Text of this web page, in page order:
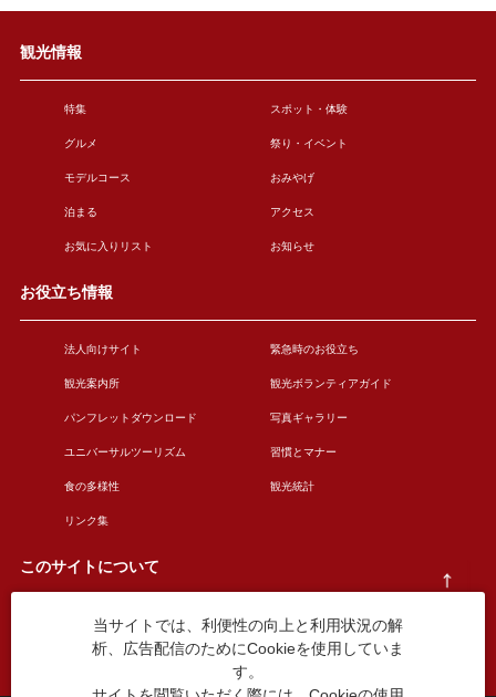
観光情報
特集 スポット・体験
グルメ 祭り・イベント
モデルコース おみやげ
泊まる アクセス
お気に入りリスト お知らせ
お役立ち情報
法人向けサイト 緊急時のお役立ち
観光案内所 観光ボランティアガイド
パンフレットダウンロード 写真ギャラリー
ユニバーサルツーリズム 習慣とマナー
食の多様性 観光統計
リンク集
このサイトについて
このサイトについて 広告掲載について
お問い合わせ
当サイトでは、利便性の向上と利用状況の解
析、広告配信のためにCookieを使用していま
す。